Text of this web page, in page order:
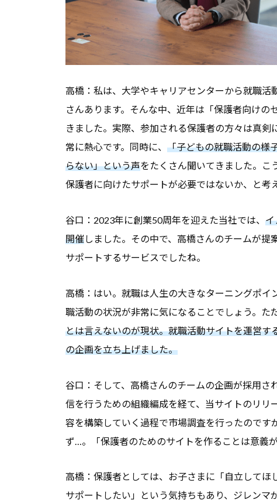
高橋：私は、大学やキャリアセンターから就職活
さんあります。そんな中、近年は「保護者向けの
きました。実際、参加される保護者の方々は真
常に熱心です。同時に、 「子どもの就職活動の様
らない」という声をたくさん聞いてきました。こ
保護者に向けたサポートが必要ではないか、と考
谷口：2023年に創業50周年を迎えた当社では、 イ
開催しました。その中で、高橋さんのチームが
サポートするサービスでしたね。
高橋：はい。就職は人生の大きなターニングポ
職活動の状況が非常に気になることでしょう。ただ
とは言えないのが現状。就職活動サイトを運営
の企画を立ち上げました。
谷口：そして、高橋さんのチームの企画が採用
信を行うための組織編成を経て、当サイトのリ
容を構築していく過程で市場調査を行ったので
ず…。「保護者のためのサイトを作ることは意義
高橋：保護者としては、お子さまに「自立して
サポートしたい」という気持ちもあり、ジレンマ